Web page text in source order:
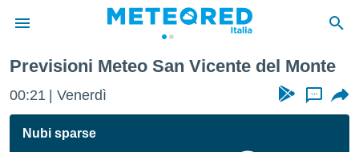
di
Previsioni Meteo San Vicente del Monte
00:21 Venerdì ...
Nubi sparse